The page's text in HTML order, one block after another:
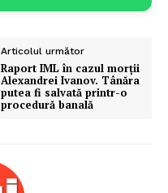
Articolul următor
Raport IML în cazul morții
Alexandrei Ivanov. Tânăra
putea fi salvată printr-o
procedură banală